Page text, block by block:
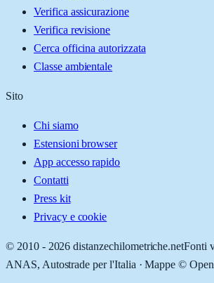
Verifica assicurazione
Verifica revisione
Cerca officina autorizzata
Classe ambientale
Sito
Chi siamo
Estensioni browser
App accesso rapido
Contatti
Press kit
Privacy e cookie
© 2010 - 2026 distanzechilometriche.netFonti
ANAS, Autostrade per l'Italia · Mappe ©